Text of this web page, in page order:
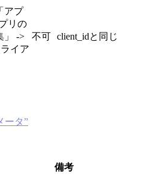
アプ
リの
」 ->
イア
不可 client_idと同じ
ータ”
備考